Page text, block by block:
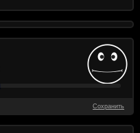
Сохранить